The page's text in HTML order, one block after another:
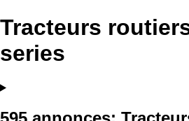
Tracteurs
series